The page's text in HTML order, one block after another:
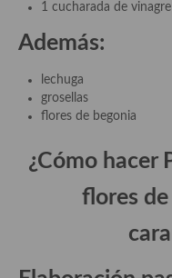
Gazpachos, salmorejos,
Pasta
Arroces Y fideuás
Legumbres y cereales
1 cucharada de
Además:
lechuga
grosellas
flores de begonia
¿Cómo hacer
flores de